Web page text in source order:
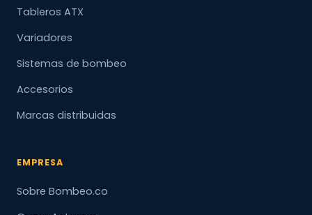
Tableros ATX
Variadores
Sistemas de bombeo
Accesorios
Marcas distribuidas
EMPRESA
Sobre Bombeo.co